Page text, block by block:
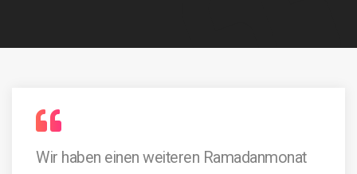
Wir haben einen weiteren Ramadanmonat